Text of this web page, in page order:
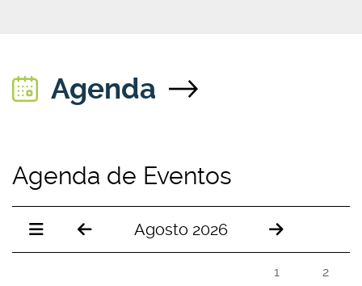
Agenda
Agenda de Eventos
Agosto 2026
1 2